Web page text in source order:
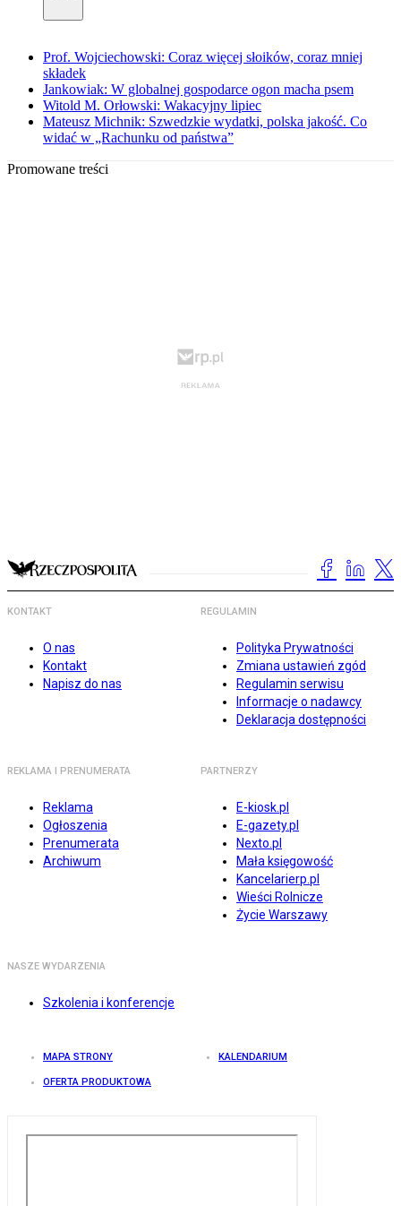
Prof. Wojciechowski: Coraz więcej słoików, coraz mniej
składek
Jankowiak: W globalnej gospodarce ogon macha psem
Witold M. Orłowski: Wakacyjny lipiec
Mateusz Michnik: Szwedzkie wydatki, polska jakość. Co
widać w „Rachunku od państwa”
Promowane treści
KONTAKT
O nas
Kontakt
Napisz do nas
REGULAMIN
Polityka Prywatności
Zmiana ustawień zgód
Regulamin serwisu
Informacje o nadawcy
Deklaracja dostępności
REKLAMA I PRENUMERATA
Reklama
Ogłoszenia
Prenumerata
Archiwum
PARTNERZY
E-kiosk.pl
E-gazety.pl
Nexto.pl
Mała księgowość
Kancelarierp.pl
Wieści Rolnicze
Życie Warszawy
NASZE WYDARZENIA
Szkolenia i konferencje
MAPA STRONY KALENDARIUM
OFERTA PRODUKTOWA